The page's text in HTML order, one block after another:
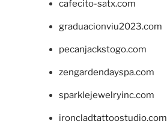
cafecito-satx.com
graduacionviu2023.com
pecanjackstogo.com
zengardendayspa.com
sparklejewelryinc.com
ironcladtattoostudio.com